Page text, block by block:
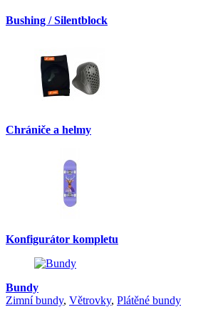
Bushing / Silentblock
Chrániče a helmy
Konfigurátor kompletu
Bundy
Zimní bundy, Větrovky, Plátěné bundy